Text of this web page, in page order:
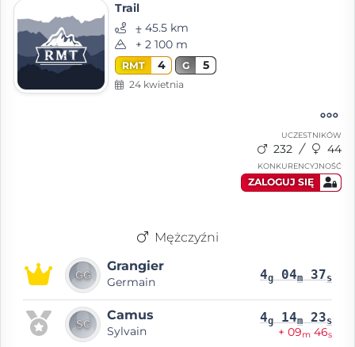
Trail
⨦ 45.5 km
+ 2 100 m
RMT 4 G 5
24 kwietnia
UCZESTNIKÓW
232 44
KONKURENCYJNOŚĆ
ZALOGUJ SIĘ
Mężczyźni
Grangier
Germain 4g 04m 37s
Camus
Sylvain
4g 14m 23s
+ 09m 46s